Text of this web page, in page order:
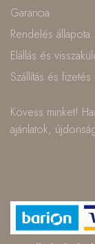
Garancia
Rendelés állapota
Elállás és
Szállítás és fizetés
Kövess minket!
ajánlatok,